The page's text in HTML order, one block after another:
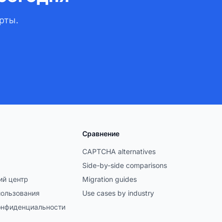
центр
Сравнение
CAPTCHA alternatives
Side-by-side comparisons
Migration guides
Use cases by industry